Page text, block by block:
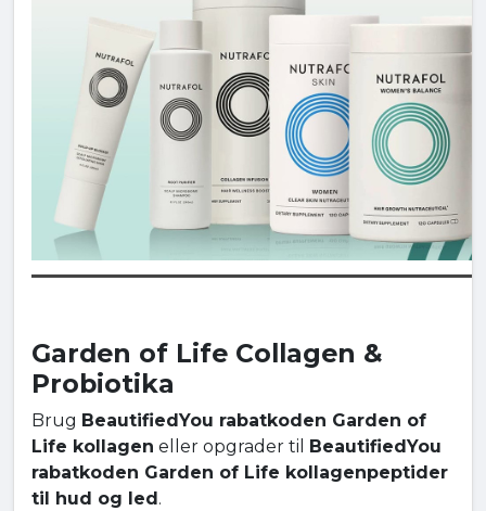
Garden of Life Collagen &
Probiotika
Brug BeautifiedYou rabatkoden Garden of
Life kollagen eller opgrader til
BeautifiedYou
rabatkoden Garden of Life kollagenpeptider
til hud og led .